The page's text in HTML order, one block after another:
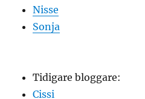
Nisse
Sonja
Tidigare bloggare:
Cissi